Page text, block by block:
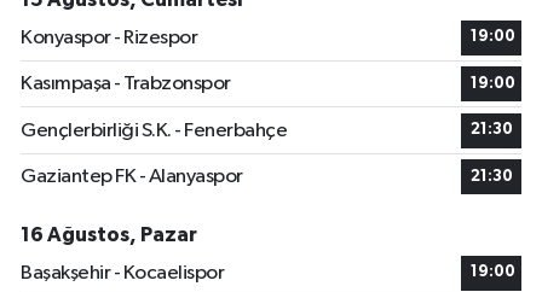
Konyaspor - Rizespor
19:00
Kasımpaşa - Trabzonspor 19:00
Gençlerbirliği S.K. - Fenerbahçe 21:30
Gaziantep FK - Alanyaspor 21:30
16 Ağustos, Pazar
Başakşehir - Kocaelispor
19:00